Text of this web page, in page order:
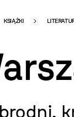
KSIĄŻKI